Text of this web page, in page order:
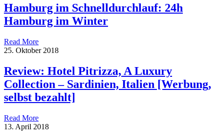
Hamburg im Schnelldurchlauf: 24h
Hamburg im Winter
Read More
25. Oktober 2018
Review: Hotel Pitrizza, A Luxury
Collection – Sardinien, Italien [Werbung,
selbst bezahlt]
Read More
13. April 2018